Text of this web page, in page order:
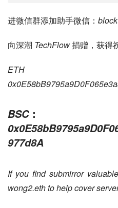
进微信群添加助手微信：
向深潮 TechFlow 捐赠，获得
ETH
BSC：
977d8A
If you find submirror
wong2.eth to help cover